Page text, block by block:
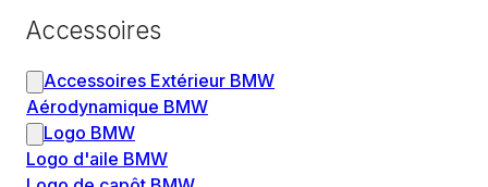
Accessoires
Accessoires Extérieur BMW
Aérodynamique BMW
Logo BMW
Logo d'aile BMW